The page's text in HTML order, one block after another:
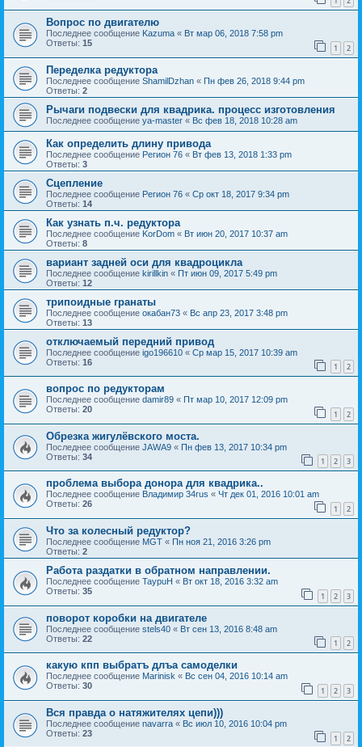
Вопрос по двигателю
Последнее сообщение Kazuma « Вт мар 06, 2018 7:58 pm
Ответы: 15 1 2
Переделка редуктора
Последнее сообщение ShamilDzhan « Пн фев 26, 2018 9:44 pm
Ответы: 2
Рычаги подвески для квадрика. процесс изготовления
Последнее сообщение ya-master « Вс фев 18, 2018 10:28 am
Как определить длину привода
Последнее сообщение Регион 76 « Вт фев 13, 2018 1:33 pm
Ответы: 3
Сцепление
Последнее сообщение Регион 76 « Ср окт 18, 2017 9:34 pm
Ответы: 14
Как узнать п.ч. редуктора
Последнее сообщение KorDom « Вт июн 20, 2017 10:37 am
Ответы: 8
вариант задней оси для квадроцикла
Последнее сообщение kirillkin « Пт июн 09, 2017 5:49 pm
Ответы: 12
трипоидные гранаты
Последнее сообщение окабан73 « Вс апр 23, 2017 3:48 pm
Ответы: 13
отключаемый передний привод
Последнее сообщение igo196610 « Ср мар 15, 2017 10:39 am
Ответы: 16 1 2
вопрос по редукторам
Последнее сообщение damir89 « Пт мар 10, 2017 12:09 pm
Ответы: 20 1 2
Обрезка жигулёвского моста.
Последнее сообщение JAWA9 « Пн фев 13, 2017 10:34 pm
Ответы: 34 1 2 3
проблема выбора донора для квадрика..
Последнее сообщение Владимир 34rus « Чт дек 01, 2016 10:01 am
Ответы: 26 1 2
Что за колесный редуктор?
Последнее сообщение MGT « Пн ноя 21, 2016 3:26 pm
Ответы: 2
Работа раздатки в обратном направлении.
Последнее сообщение TaypuH « Вт окт 18, 2016 3:32 am
Ответы: 35 1 2 3
поворот коробки на двигателе
Последнее сообщение stels40 « Вт сен 13, 2016 8:48 am
Ответы: 22 1 2
какую кпп выбратъ длъа самоделки
Последнее сообщение Marinisk « Вс сен 04, 2016 10:14 am
Ответы: 30 1 2 3
Вся правда о натяжителях цепи)))
Последнее сообщение navarra « Вс июл 10, 2016 10:04 pm
Ответы: 23 1 2